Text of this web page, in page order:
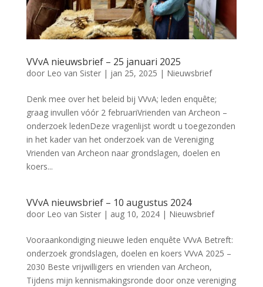
VVvA nieuwsbrief – 25 januari 2025
door Leo van Sister| jan 25, 2025 | Nieuwsbrief
Denk mee over het beleid bij VVvA; leden enquête;
graag invullen vóór 2 februariVrienden van Archeon –
onderzoek ledenDeze vragenlijst wordt u toegezonden
in het kader van het onderzoek van de Vereniging
Vrienden van Archeon naar grondslagen, doelen en
koers...
VVvA nieuwsbrief – 10 augustus 2024
door Leo van Sister| aug 10, 2024| Nieuwsbrief
Vooraankondiging nieuwe leden enquête VVvA Betreft:
onderzoek grondslagen, doelen en koers VVvA 2025 –
2030 Beste vrijwilligers en vrienden van Archeon,
Tijdens mijn kennismakingsronde door onze vereniging